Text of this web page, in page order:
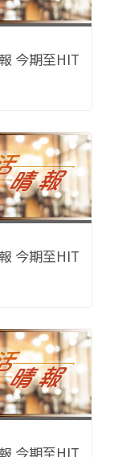
今期至HIT
今期至HIT
今期至HIT